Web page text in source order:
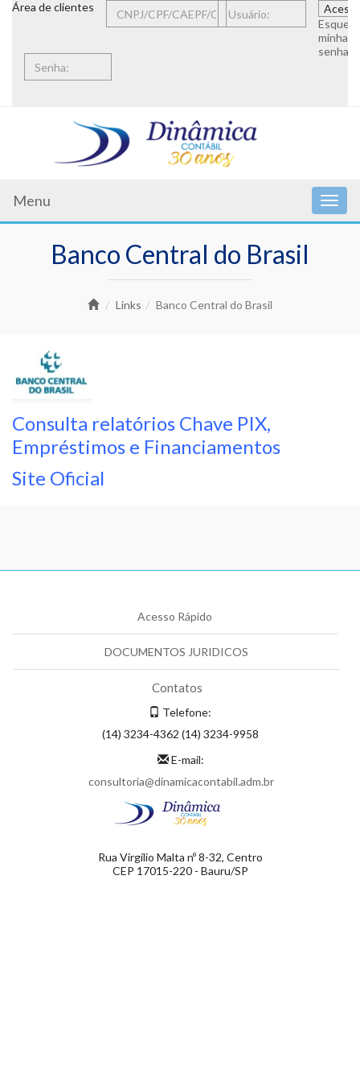
Área de clientes
Esqueci
minha
senha
Menu
Banco Central do Brasil
Links Banco Central do Brasil
Consulta relatórios Chave PIX,
Empréstimos e Financiamentos
Site Oficial
Acesso Rápido
DOCUMENTOS JURIDICOS
Contatos
Telefone:
(14) 3234-4362 (14) 3234-9958
E-mail:
consultoria@dinamicacontabil.adm.br
Rua Virgílio Malta nº 8-32, Centro
CEP 17015-220 - Bauru/SP